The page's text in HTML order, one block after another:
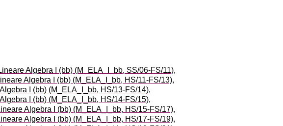
Algebra I (bb) (M_ELA_I_bb, SS/06-FS/11),
Algebra I (bb) (M_ELA_I_bb, HS/11-FS/13),
I (bb) (M_ELA_I_bb, HS/13-FS/14),
I (bb) (M_ELA_I_bb, HS/14-FS/15),
Algebra I (bb) (M_ELA_I_bb, HS/15-FS/17),
Algebra I (bb) (M_ELA_I_bb, HS/17-FS/19),